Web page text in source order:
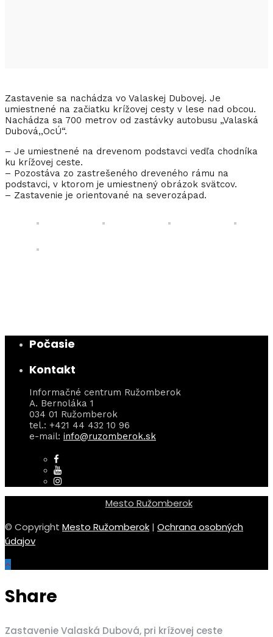
Zastavenie sa nachádza vo Valaskej Dubovej. Je
umiestnené na začiatku krížovej cesty v lese nad obcou.
Nachádza sa 700 metrov od zastávky autobusu „Valaská
Dubová,,OcÚ“.
– Je umiestnené na drevenom podstavci vedľa chodníka
ku krížovej ceste.
– Pozostáva zo zastrešeného dreveného rámu na
podstavci, v ktorom je umiestnený obrázok svätcov.
– Zastavenie je orientované na severozápad.
Počasie
Kontakt
Informačné centrum Ružomberok
A. Bernoláka 1
034 01 Ružomberok
tel.: +421 44 432 10 96
e-mail: info@ruzomberok.sk
Mesto Ružomberok
© Copyright Mesto Ružomberok | Ochrana osobných
údajov
Share
Zastavenie Valaská Dubová, pri krížovej ceste